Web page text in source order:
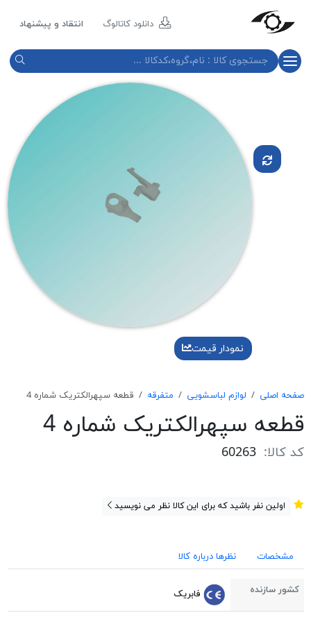
دانلود کاتالوگ انتقاد و پیشنهاد
نمودار قیمت
صفحه اصلی لوازم لباسشویی متفرقه قطعه سپهرالكتريک شماره 4
قطعه سپهرالكتريک شماره 4
کد کالا: 60263
اولین نفر باشید که برای این کالا نظر می نویسید
مشخصات نظرها درباره کالا
کشور سازنده فابریک